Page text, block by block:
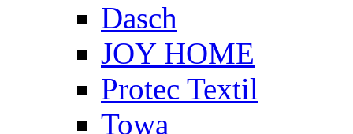
Dasch
JOY HOME
Protec Textil
Towa